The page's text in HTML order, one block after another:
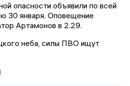
опасности объявили по всей
30 января. Оповещение
Артамонов в 2.29.
неба, силы ПВО ищут